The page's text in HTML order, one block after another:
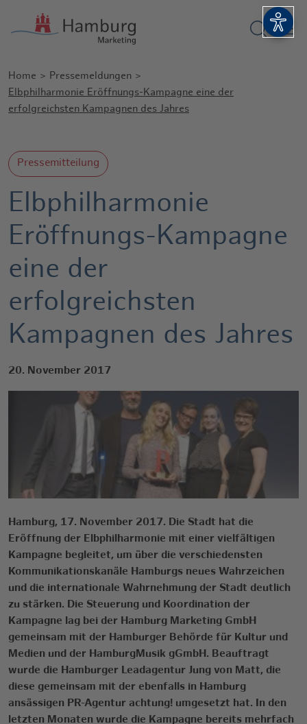
Home
Pressemeldungen
Elbphilharmonie Eröffnungs-Kampagne eine der
erfolgreichsten Kampagnen des Jahres
Pressemitteilung
Elbphilharmonie
Eröffnungs-Kampagne
eine der
erfolgreichsten
Kampagnen des Jahres
20. November 2017
Hamburg, 17. November 2017. Die Stadt hat die
Eröffnung der Elbphilharmonie mit einer vielfältigen
Kampagne begleitet, um über die verschiedensten
Kommunikationskanäle Hamburgs neues Wahrzeichen
und die internationale Wahrnehmung der Stadt deutlich
zu stärken. Die Steuerung und Koordination der
Kampagne lag bei der Hamburg Marketing GmbH
gemeinsam mit der Hamburger Behörde für Kultur und
Medien und der HamburgMusik gGmbH. Beauftragt
wurde die Hamburger Leadagentur Jung von Matt, die
diese gemeinsam mit der ebenfalls in Hamburg
ansässigen PR-Agentur achtung! umgesetzt hat. In den
letzten Monaten wurde die Kampagne bereits mehrfach